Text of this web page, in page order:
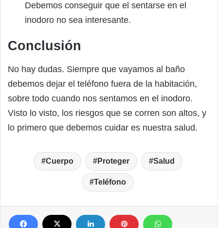
Debemos conseguir que el sentarse en el
inodoro no sea interesante.
Conclusión
No hay dudas. Siempre que vayamos al baño
debemos dejar el teléfono fuera de la habitación,
sobre todo cuando nos sentamos en el inodoro.
Visto lo visto, los riesgos que se corren son altos, y
lo primero que debemos cuidar es nuestra salud.
Cuerpo Proteger Salud
Teléfono